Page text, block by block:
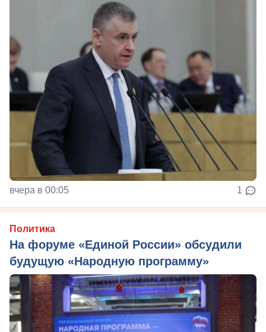
вчера в 00:05 1
Политика
На форуме «Единой России» обсудили
будущую «Народную программу»